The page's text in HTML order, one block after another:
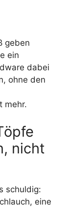
geben
ein
dabei
ohne den
mehr.
nicht
schuldig:
eine